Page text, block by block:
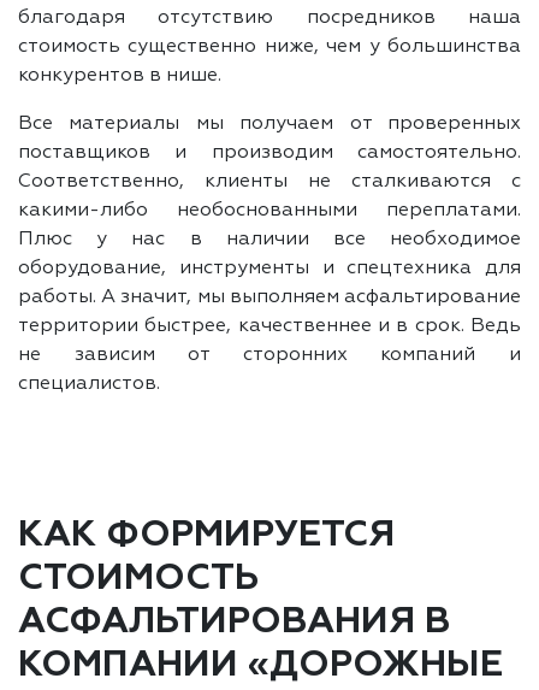
благодаря отсутствию посредников наша
стоимость существенно ниже, чем у большинства
конкурентов в нише.
Все материалы мы получаем от проверенных
поставщиков и производим самостоятельно.
Соответственно, клиенты не сталкиваются с
какими-либо необоснованными переплатами.
Плюс у нас в наличии все необходимое
оборудование, инструменты и спецтехника для
работы. А значит, мы выполняем асфальтирование
территории быстрее, качественнее и в срок. Ведь
не зависим от сторонних компаний и
специалистов.
КАК ФОРМИРУЕТСЯ
СТОИМОСТЬ
АСФАЛЬТИРОВАНИЯ В
КОМПАНИИ «ДОРОЖНЫЕ